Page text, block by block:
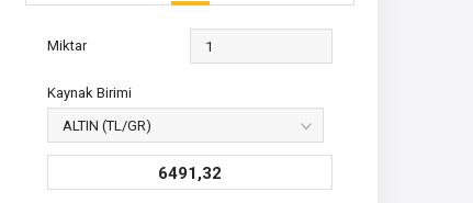
Miktar
Kaynak Birimi
6491,32